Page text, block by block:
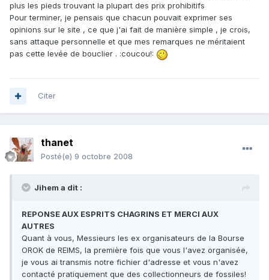
plus les pieds trouvant la plupart des prix prohibitifs
Pour terminer, je pensais que chacun pouvait exprimer ses
opinions sur le site , ce que j'ai fait de manière simple , je crois,
sans attaque personnelle et que mes remarques ne méritaient
pas cette levée de bouclier . :coucou!:
Citer
thanet
Posté(e) 9 octobre 2008
Jihem a dit :
REPONSE AUX ESPRITS CHAGRINS ET MERCI AUX
AUTRES
Quant à vous, Messieurs les ex organisateurs de la Bourse
OROK de REIMS, la première fois que vous l'avez organisée,
je vous ai transmis notre fichier d'adresse et vous n'avez
contacté pratiquement que des collectionneurs de fossiles!